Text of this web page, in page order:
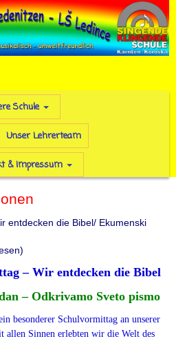
Schule
Unser Lehrerteam
& Impressum
entdecken die Bibel/ Ekumenski
)
– Wir entdecken die Bibel
– Odkrivamo Sveto pismo
besonderer Schulvormittag an unserer
allen Sinnen erlebten wir die Welt des